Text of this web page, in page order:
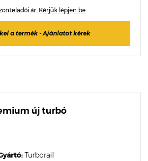
ár: Kérjük lépjen be
a termék - Ajánlatot kérek
új turbó
Turborail